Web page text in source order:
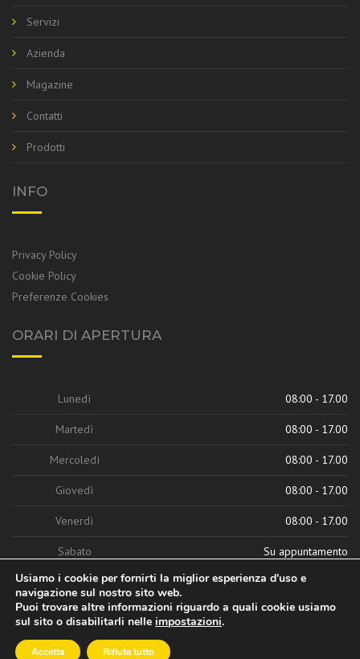
Servizi
Azienda
Magazine
Contatti
Prodotti
INFO
Privacy Policy
Cookie Policy
Preferenze Cookies
ORARI DI APERTURA
Lunedì 08:00 - 17.00
Martedì 08:00 - 17.00
Mercoledì 08:00 - 17.00
Giovedì 08:00 - 17.00
Venerdì 08:00 - 17.00
Sabato Su appuntamento
Usiamo i cookie per fornirti la miglior esperienza d'uso e
navigazione sul nostro sito web.
Puoi trovare altre informazioni riguardo a quali cookie usiamo
sul sito o disabilitarli nelle impostazioni.
Accetta Rifiuta tutto